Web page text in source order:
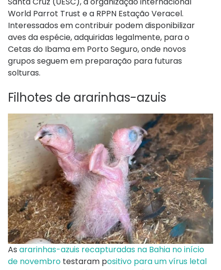
World Parrot Trust e a RPPN Estação Veracel.
Interessados em contribuir podem disponibilizar
aves da espécie, adquiridas legalmente, para o
Cetas do Ibama em Porto Seguro, onde novos
grupos seguem em preparação para futuras
solturas.
Filhotes de ararinhas-azuis
As ararinhas-azuis recapturadas na Bahia no início
de novembro testaram positivo para um vírus letal